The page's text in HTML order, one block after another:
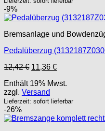
-9%
Bremsanlage und
Pedalüberzug
12,42€ Ursprünglicher
war:
12,42 €
11,36 €Aktueller
ist:
Enthält 19% Mwst.
zzgl. Versand
Lieferzeit: sofort lieferbar
-26%